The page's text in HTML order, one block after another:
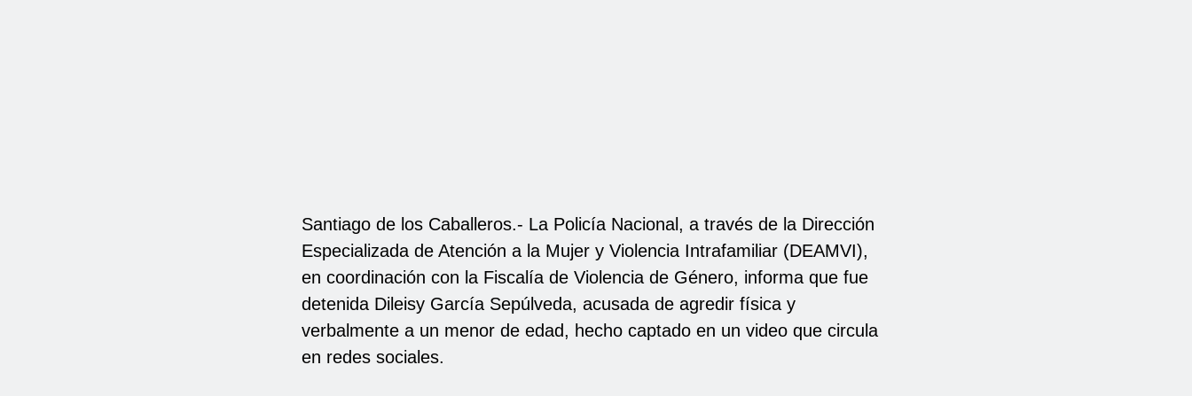
Santiago de los Caballeros.- La Policía Nacional, a través de la Dirección
Especializada de Atención a la Mujer y Violencia Intrafamiliar (DEAMVI),
en coordinación con la Fiscalía de Violencia de Género, informa que fue
detenida Dileisy García Sepúlveda, acusada de agredir física y
verbalmente a un menor de edad, hecho captado en un video que circula
en redes sociales.